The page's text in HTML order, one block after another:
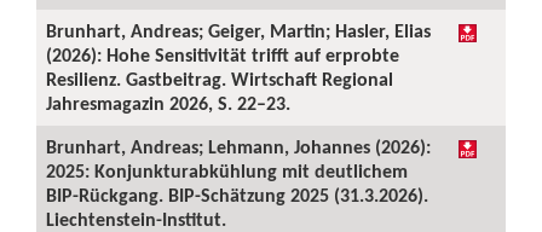
Brunhart, Andreas; Geiger, Martin; Hasler, Elias
(2026): Hohe Sensitivität trifft auf erprobte
Resilienz. Gastbeitrag. Wirtschaft Regional
Jahresmagazin 2026, S. 22–23.
Brunhart, Andreas; Lehmann, Johannes (2026):
2025: Konjunkturabkühlung mit deutlichem
BIP-Rückgang. BIP-Schätzung 2025 (31.3.2026).
Liechtenstein-Institut.